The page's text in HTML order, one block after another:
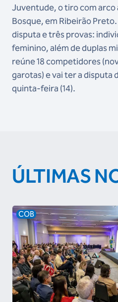
Juventude, o tiro com arco
Bosque, em Ribeirão
disputa e três provas:
feminino, além de duplas
reúne 18 competidores
garotas) e vai ter a disputa
quinta-feira (14).
ÚLTIMAS
COB